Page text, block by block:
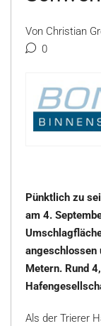
Von Christian
0
Pünktlich zu
am 4.
angeschlossen
Metern. Rund
Als der Trierer